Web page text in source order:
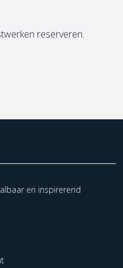
reserveren.
en inspirerend